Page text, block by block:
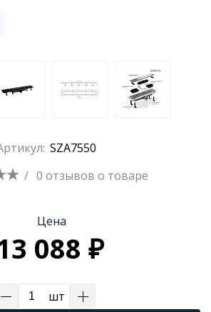
и ограждения
SZA7550
/ 0 отзывов о товаре
Цена
088 ₽
шт